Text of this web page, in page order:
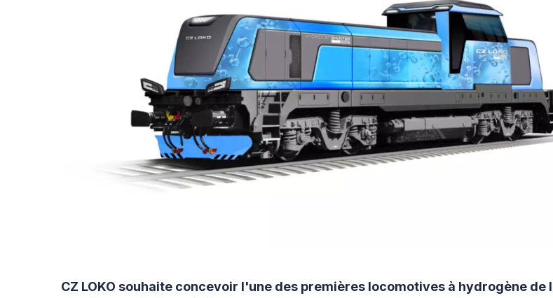
CZ LOKO souhaite concevoir l'une des premières locomotives à hydrogène de